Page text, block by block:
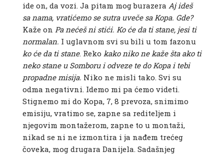
ide on, da vozi. Ja pitam mog burazera Aj ideš
sa nama, vratićemo se sutra uveče sa Kopa. Gde?
Kaže on Pa nećeš ni stići. Ko će da ti stane, jesi ti
normalan. I uglavnom svi su bili u tom fazonu
ko će da ti stane. Reko kako niko ne kaže šta ako ti
neko stane u Somboru i odveze te do Kopa i tebi
propadne misija. Niko ne misli tako. Svi su
odma negativni. Idemo mi pa ćemo videti.
Stignemo mi do Kopa, 7, 8 prevoza, snimimo
emisiju, vratimo se, zapne sa rediteljem i
njegovim montažerom, zapne to u montaži,
nikad se ni ne izmontira i ja nađem trećeg
čoveka, mog drugara Danijela. Sadašnjeg